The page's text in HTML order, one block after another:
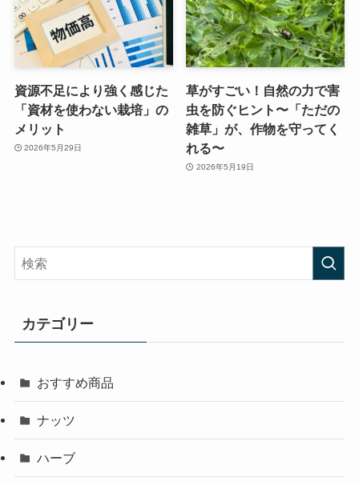
資源不足により強く感じた
「資材を使わない栽培」の
メリット
2026年5月29日
草がすごい！自然の力で害
虫を防ぐヒント〜「ただの
雑草」が、作物を守ってく
れる〜
2026年5月19日
カテゴリー
おすすめ商品
ナッツ
ハーブ